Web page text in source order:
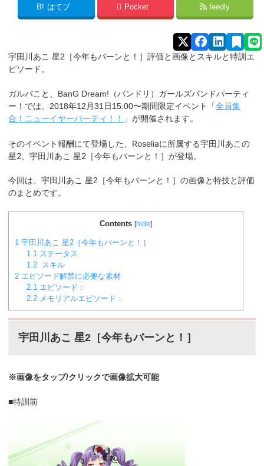
B! はてブ Pocket feedly
宇田川あこ 星2［今年もバーンと！］評価と画像とスキルと特訓エ
ピソード。
ガルパこと、BanG Dream!（バンドリ）ガールズバンドパーティ
ー！では、2018年12月31日15:00〜期間限定イベント「全員集
合！ニューイヤーパーティ！！
」が開催されます。
そのイベント報酬にて登場した、Roseliaに所属する宇田川あこの
星2、宇田川あこ 星2［今年もバーンと！］が登場。
今回は、宇田川あこ 星2［今年もバーンと！］の画像と特技と評価
のまとめです。
Contents [hide]
1 宇田川あこ 星2［今年もバーンと！］
1.1 ステータス
1.2 スキル
2 エピソード解禁に必要な素材
2.1 エピソード：
2.2 メモリアルエピソード：
宇田川あこ 星2［今年もバーンと！］
※画像をタップ/クリックで画像拡大可能
■特訓前